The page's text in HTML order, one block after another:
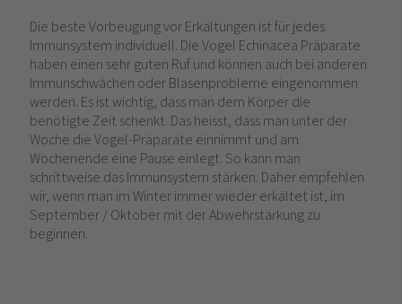
Die beste Vorbeugung vor Erkältungen ist für jedes
Immunsystem individuell. Die Vogel Echinacea Präparate
haben einen sehr guten Ruf und können auch bei anderen
Immunschwächen oder Blasenprobleme eingenommen
werden. Es ist wichtig, dass man dem Körper die
benötigte Zeit schenkt. Das heisst, dass man unter der
Woche die Vogel-Präparate einnimmt und am
Wochenende eine Pause einlegt. So kann man
schrittweise das Immunsystem stärken. Daher empfehlen
wir, wenn man im Winter immer wieder erkältet ist, im
September / Oktober mit der Abwehrstärkung zu
beginnen.